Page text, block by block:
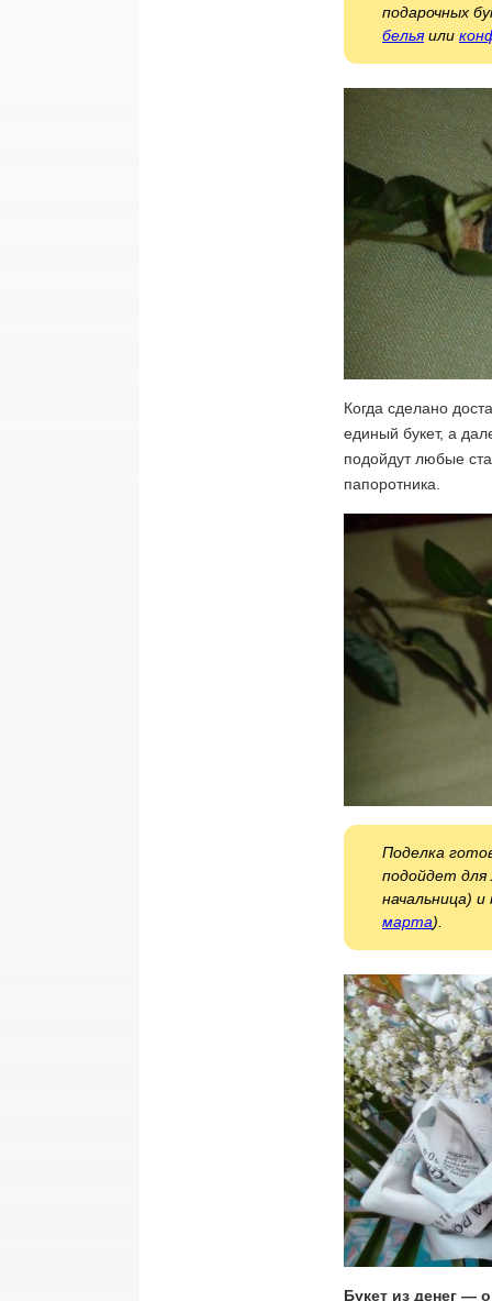
подарочных
бельяили
Когда сделано
единый букет, а
подойдут любые
папоротника.
Поделка
подойдет
начальница)
марта).
Букет из денег —